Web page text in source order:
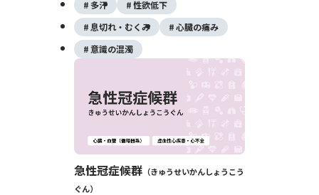
を伴うこともあり、早期の治療が生死を分け
ます。カテーテル治療が主な治療法です。
多汗
性欲低下
息切れ・むくみ
心臓の痛み
意識の混濁
急性冠症候群
きゅうせいかんしょうこう
ぐん